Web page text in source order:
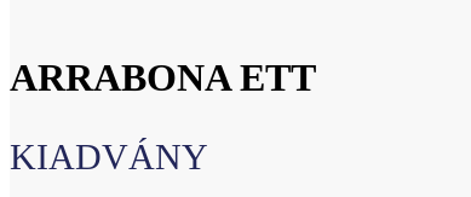
ARRABONA ETT
KIADVÁNY